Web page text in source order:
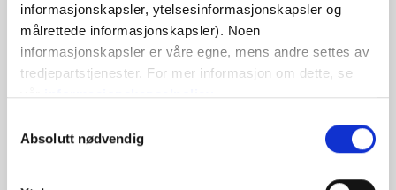
informasjonskapsler, ytelsesinformasjonskapsler og
målrettede informasjonskapsler). Noen
informasjonskapsler er våre egne, mens andre settes av
tredjepartstjenester. For mer informasjon om dette, se
vår informasjonskapselpolicy.
som ikke er nødvendige for at nettstedet skal fungere.
Ditt samtykke innebærer at det kan plasseres
informasjonskapsler, og at vi, som behandlingsansvarlig,
avAbsolutt nødvendig
Kjøp av garn?
JEG VIL GJERNE KJØPE GARN TIL MØNSTERET
LEGG I HANDLEKURVEN
Bruk€100,0mer og få gratis frakt innen EU!